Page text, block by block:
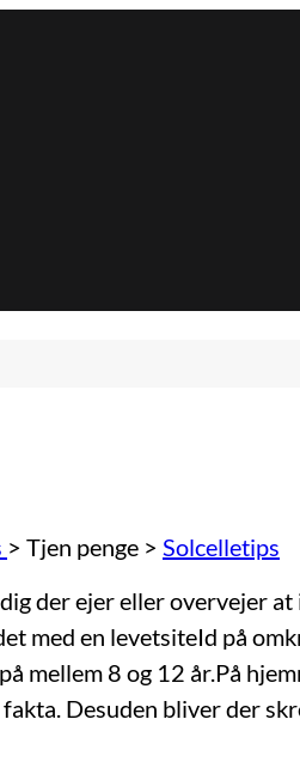
> Tjen penge > Solcelletips
der ejer eller overvejer
med en levetsiteId på
mellem 8 og 12 år.På
Desuden bliver der